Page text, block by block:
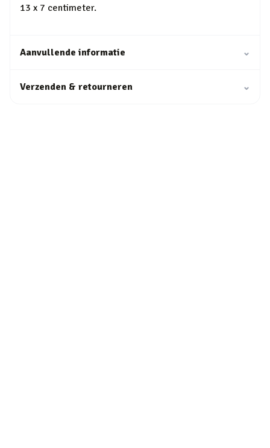
13 x 7 centimeter.
Aanvullende informatie ⌄
Verzenden & retourneren ⌄